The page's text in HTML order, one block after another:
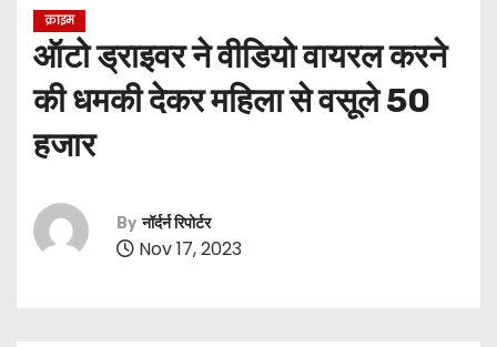
क्राइम
ऑटो ड्राइवर ने वीडियो वायरल करने
की धमकी देकर महिला से वसूले 50
हजार
By नॉर्दर्न रिपोर्टर
Nov 17, 2023